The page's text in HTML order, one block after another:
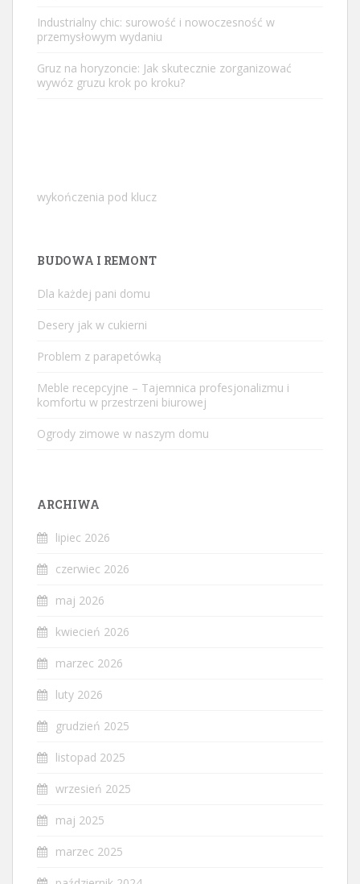
Industrialny chic: surowość i nowoczesność w
przemysłowym wydaniu
Gruz na horyzoncie: Jak skutecznie zorganizować
wywóz gruzu krok po kroku?
wykończenia pod klucz
BUDOWA I REMONT
Dla każdej pani domu
Desery jak w cukierni
Problem z parapetówką
Meble recepcyjne – Tajemnica profesjonalizmu i
komfortu w przestrzeni biurowej
Ogrody zimowe w naszym domu
ARCHIWA
lipiec 2026
czerwiec 2026
maj 2026
kwiecień 2026
marzec 2026
luty 2026
grudzień 2025
listopad 2025
wrzesień 2025
maj 2025
marzec 2025